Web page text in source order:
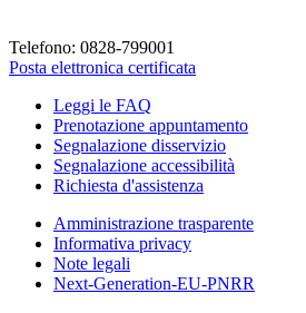
Telefono: 0828-799001
Posta elettronica certificata
Leggi le FAQ
Prenotazione appuntamento
Segnalazione disservizio
Segnalazione accessibilità
Richiesta d'assistenza
Amministrazione trasparente
Informativa privacy
Note legali
Next-Generation-EU-PNRR